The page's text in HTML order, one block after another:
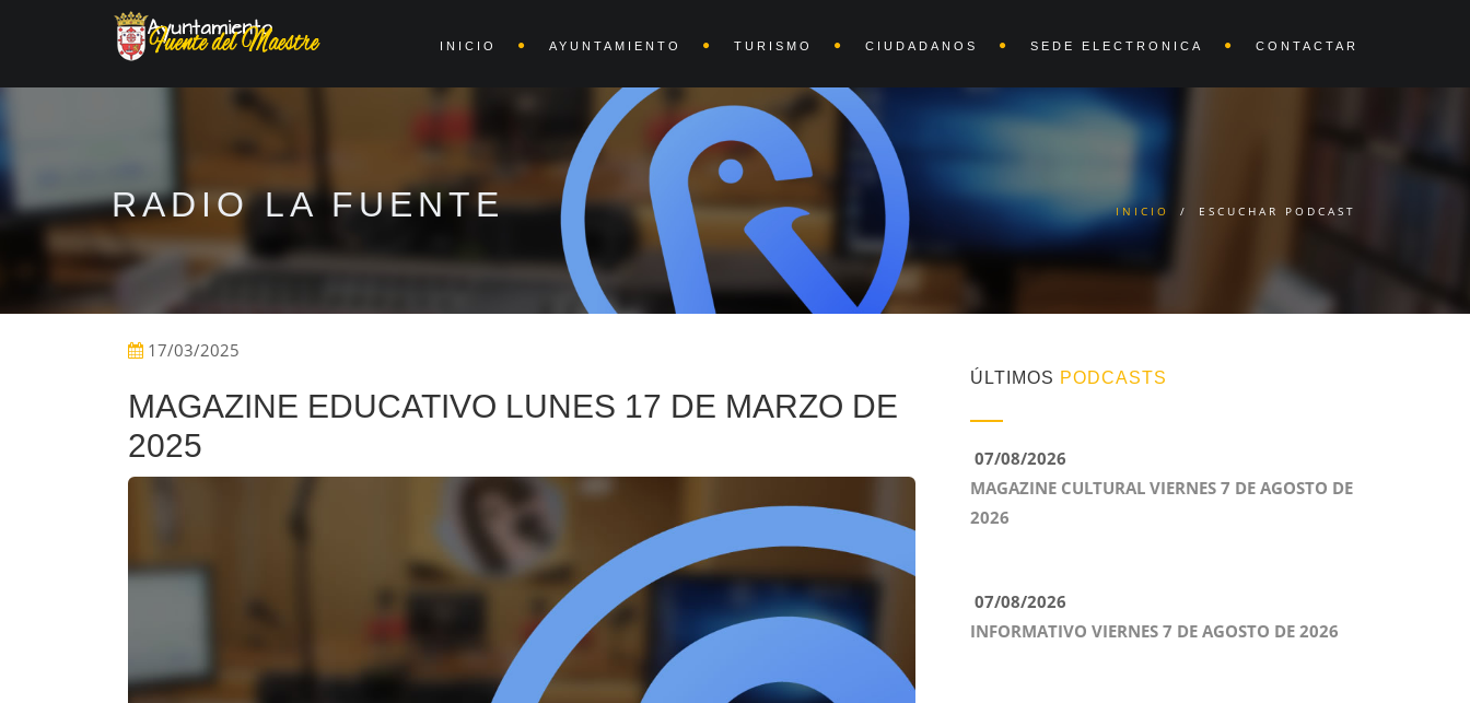
INICIO AYUNTAMIENTO TURISMO CIUDADANOS SEDE ELECTRONICA CONTACTAR
RADIO LA FUENTE INICIO / ESCUCHAR PODCAST
17/03/2025
MAGAZINE EDUCATIVO LUNES 17 DE MARZO DE
2025
ÚLTIMOS PODCASTS
07/08/2026
MAGAZINE CULTURAL VIERNES 7 DE AGOSTO DE
2026
07/08/2026
INFORMATIVO VIERNES 7 DE AGOSTO DE 2026